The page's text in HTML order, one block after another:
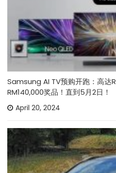
Samsung AI TV预购开跑：高达
RM140,000奖品！直到5月2日！
April 20, 2024